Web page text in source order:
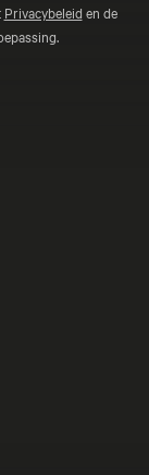
Privacybeleid en de